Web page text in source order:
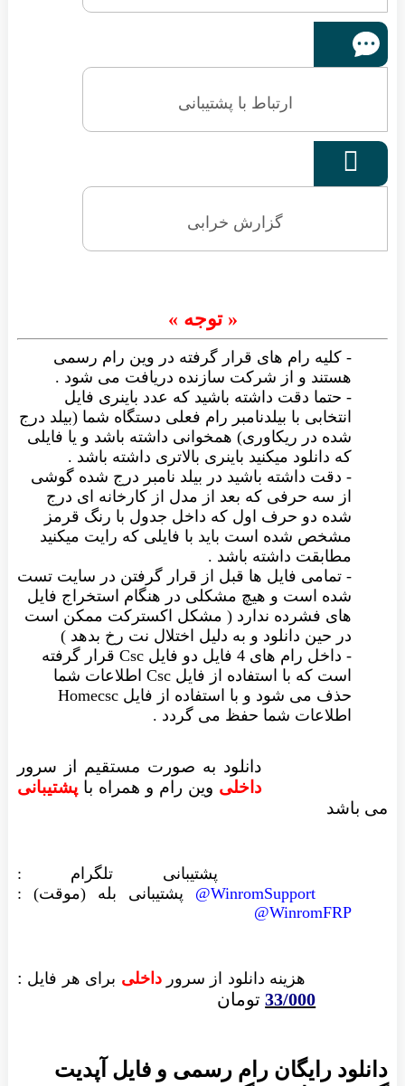
ارتباط با پشتیبانی

گزارش خرابی
« توجه »
- کلیه رام های قرار گرفته در وین رام رسمی
هستند و از شرکت سازنده دریافت می شود .
- حتما دقت داشته باشید که عدد باینری فایل
انتخابی با بیلدنامبر رام فعلی دستگاه شما (بیلد درج
شده در ریکاوری) همخوانی داشته باشد و یا فایلی
که دانلود میکنید باینری بالاتری داشته باشد .
- دقت داشته باشید در بیلد نامبر درج شده گوشی
از سه حرفی که بعد از مدل از کارخانه ای درج
شده دو حرف اول که داخل جدول با رنگ قرمز
مشخص شده است باید با فایلی که رایت میکنید
مطابقت داشته باشد .
- تمامی فایل ها قبل از قرار گرفتن در سایت تست
شده است و هیچ مشکلی در هنگام استخراج فایل
های فشرده ندارد ( مشکل اکسترکت ممکن است
در حین دانلود و به دلیل اختلال نت رخ بدهد )
- داخل رام های 4 فایل دو فایل Csc قرار گرفته
است که با استفاده از فایل Csc اطلاعات شما
حذف می شود و با استفاده از فایل Homecsc
اطلاعات شما حفظ می گردد .
دانلود به صورت مستقیم از سرور
داخلی وین رام و همراه باپشتیبانی
می باشد
پشتیبانی تلگرام :
WinromSupport@
پشتیبانی بله (موقت) :
WinromFRP@
هزینه دانلود از سرورداخلی برای هر فایل :
33/000تومان
دانلود رایگان رام رسمی و فایل آپدیت